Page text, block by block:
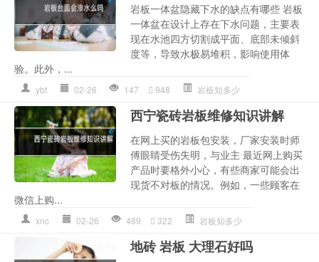
岩板一体盆隐藏下水的缺点有哪些 岩板
一体盆在设计上存在下水问题，主要表
现在水池四方切割成平面、底部未倾斜
度等，导致水极易堆积，影响使用体
验。此外，...
ybt 02-26 147 948 岩板知多少
西宁瓷砖岩板维修知识讲解
在网上买的岩板包安装，厂家安装时师
傅眼睛受伤失明，与业主 最近网上购买
产品时要格外小心，有些商家可能会出
现货不对板的情况。例如，一些顾客在
微信上购...
xnc 02-26 489 322 岩板知多少
地砖 岩板 大理石好吗